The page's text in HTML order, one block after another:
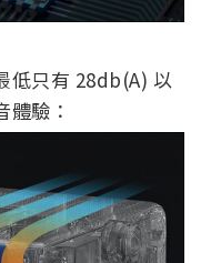
低只有 28db(A) 以
驗：